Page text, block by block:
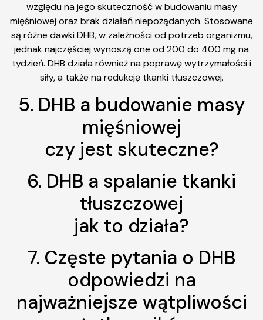
względu na jego skuteczność w budowaniu masy
mięśniowej oraz brak działań niepożądanych. Stosowane
są różne dawki DHB, w zależności od potrzeb organizmu,
jednak najczęściej wynoszą one od 200 do 400 mg na
tydzień. DHB działa również na poprawę wytrzymałości i
siły, a także na redukcję tkanki tłuszczowej.
5. DHB a budowanie masy
mięśniowej
czy jest skuteczne?
6. DHB a spalanie tkanki
tłuszczowej
jak to działa?
7. Częste pytania o DHB
odpowiedzi na
najważniejsze wątpliwości